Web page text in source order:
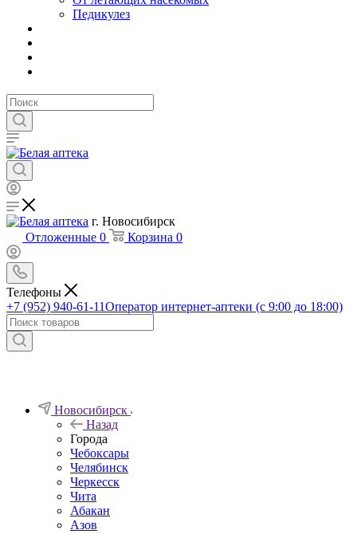
Педикулез
г. Новосибирск
Отложенные 0 Корзина 0
Телефоны
+7 (952) 940-61-11Оператор интернет-аптеки (с 9:00 до 18:00)
Новосибирск
Назад
Города
Чебоксары
Челябинск
Черкесск
Чита
Абакан
Азов